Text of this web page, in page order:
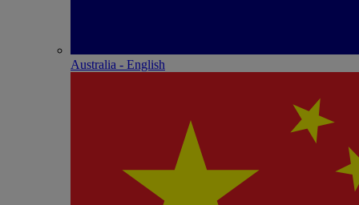
Australia - English